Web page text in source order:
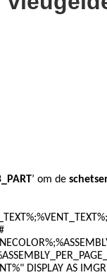
’ om de
DISPLAY AS